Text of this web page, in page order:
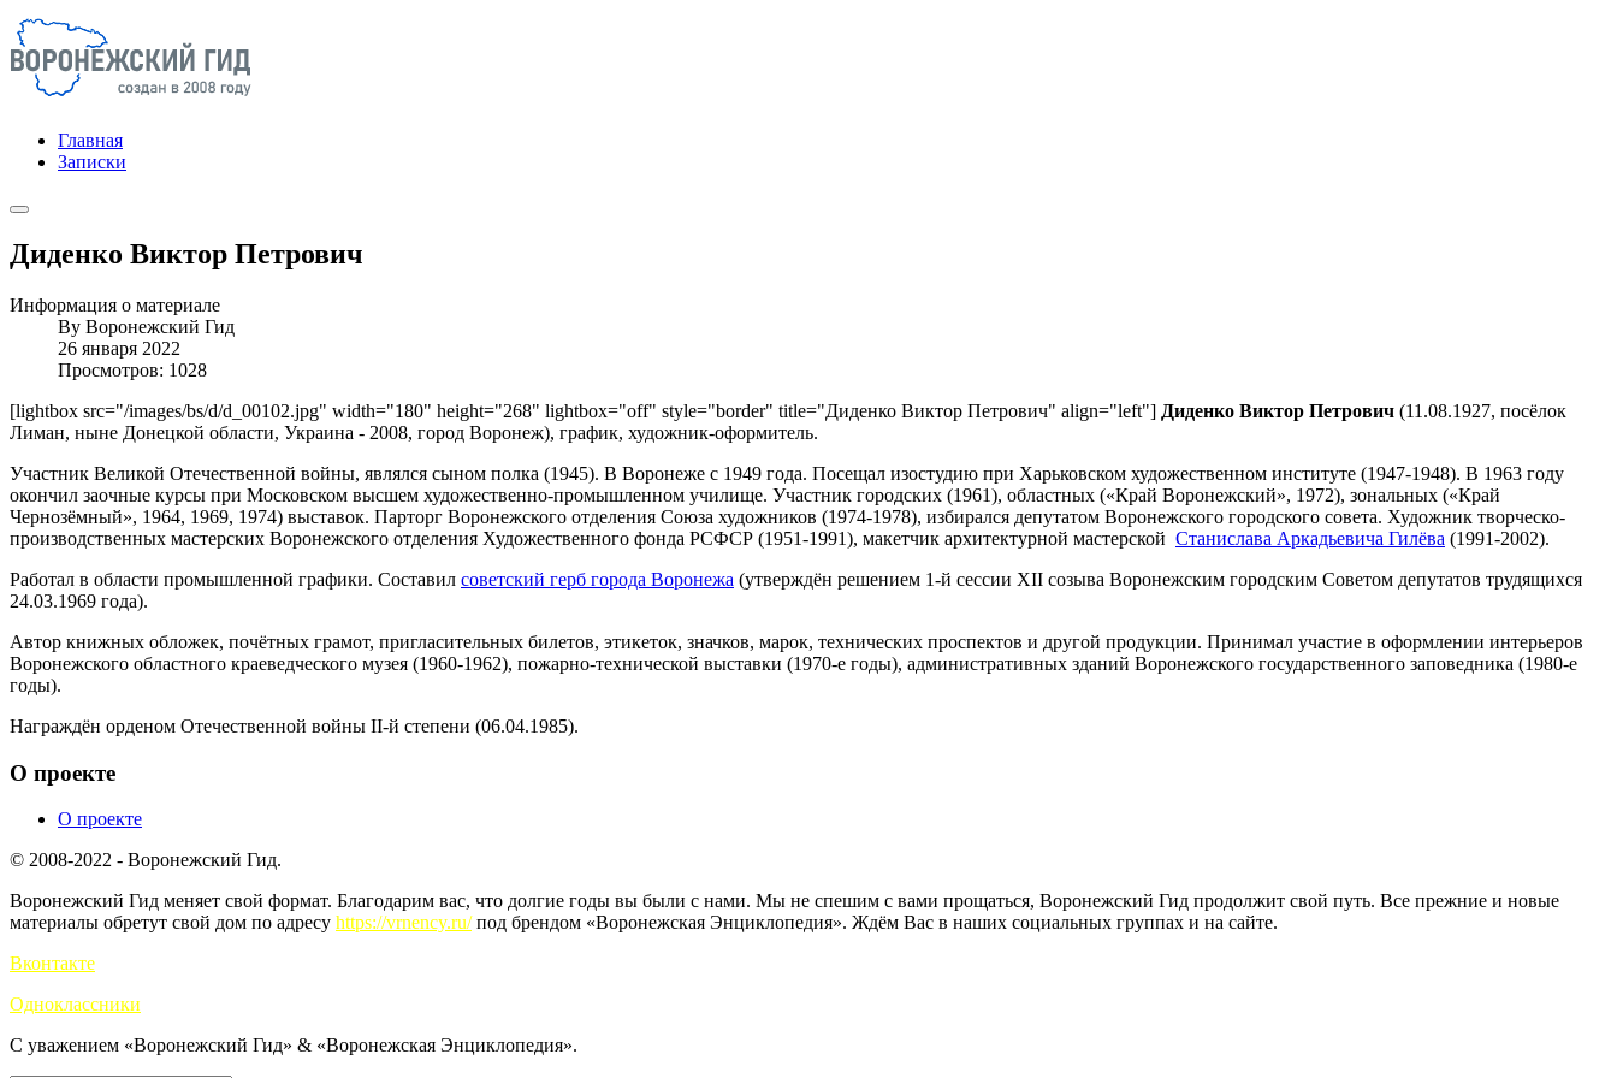
Главная
Записки
Диденко Виктор Петрович
Информация о материале
By Воронежский Гид
26 января 2022
Просмотров: 1028
[lightbox src="/images/bs/d/d_00102.jpg" width="180" height="268" lightbox="off" style="border" title="Диденко Виктор Петрович" align="left"] Диденко Виктор Петрович (11.08.1927, посёлок
Лиман, ныне Донецкой области, Украина - 2008, город Воронеж), график, художник-оформитель.
Участник Великой Отечественной войны, являлся сыном полка (1945). В Воронеже с 1949 года. Посещал изостудию при Харьковском художественном институте (1947-1948). В 1963 году
окончил заочные курсы при Московском высшем художественно-промышленном училище. Участник городских (1961), областных («Край Воронежский», 1972), зональных («Край
Чернозёмный», 1964, 1969, 1974) выставок. Парторг Воронежского отделения Союза художников (1974-1978), избирался депутатом Воронежского городского совета. Художник творческо-
производственных мастерских Воронежского отделения Художественного фонда РСФСР (1951-1991), макетчик архитектурной мастерской Станислава Аркадьевича Гилёва (1991-2002).
Работал в области промышленной графики. Составил советский герб города Воронежа (утверждён решением 1-й сессии XII созыва Воронежским городским Советом депутатов трудящихся
24.03.1969 года).
Автор книжных обложек, почётных грамот, пригласительных билетов, этикеток, значков, марок, технических проспектов и другой продукции. Принимал участие в оформлении интерьеров
Воронежского областного краеведческого музея (1960-1962), пожарно-технической выставки (1970-е годы), административных зданий Воронежского государственного заповедника (1980-е
годы).
Награждён орденом Отечественной войны II-й степени (06.04.1985).
О проекте
О проекте
© 2008-2022 - Воронежский Гид.
Воронежский Гид меняет свой формат. Благодарим вас, что долгие годы вы были с нами. Мы не спешим с вами прощаться, Воронежский Гид продолжит свой путь. Все прежние и новые
материалы обретут свой дом по адресу https://vrnency.ru/под брендом «Воронежская Энциклопедия». Ждём Вас в наших социальных группах и на сайте.
Вконтакте
Одноклассники
С уважением «Воронежский Гид» & «Воронежская Энциклопедия».